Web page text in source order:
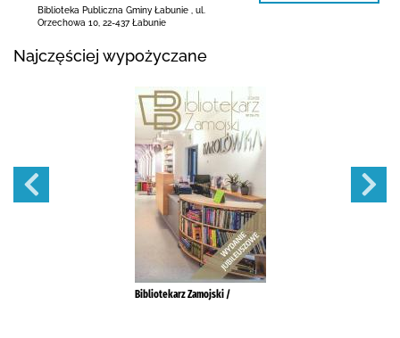
Biblioteka Publiczna Gminy Łabunie
ul.
Orzechowa 10 22-437 Łabunie
Najczęściej wypożyczane
Bibliotekarz Zamojski /